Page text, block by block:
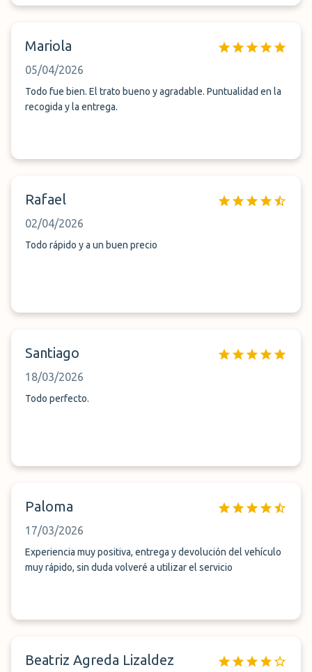
Mariola
05/04/2026
Todo fue bien. El trato bueno y agradable. Puntualidad en la
recogida y la entrega.
Rafael
02/04/2026
Todo rápido y a un buen precio
Santiago
18/03/2026
Todo perfecto.
Paloma
17/03/2026
Experiencia muy positiva, entrega y devolución del vehículo
muy rápido, sin duda volveré a utilizar el servicio
Beatriz Agreda Lizaldez